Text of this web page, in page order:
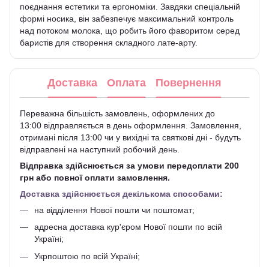
поєднання естетики та ергономіки. Завдяки спеціальній
формі носика, він забезпечує максимальний контроль
над потоком молока, що робить його фаворитом серед
баристів для створення складного лате-арту.
Доставка Оплата Повернення
Переважна більшість замовлень, оформлених до
13:00 відправляється в день оформлення. Замовлення,
отримані після 13:00 чи у вихідні та святкові дні - будуть
відправлені на наступний робочий день.
Відправка здійснюється за умови передоплати 200
грн або повної оплати замовлення.
Доставка здійснюється декількома способами:
на відділення Нової пошти чи поштомат;
адресна доставка кур'єром Нової пошти по всій
Україні;
Укрпоштою по всій Україні;